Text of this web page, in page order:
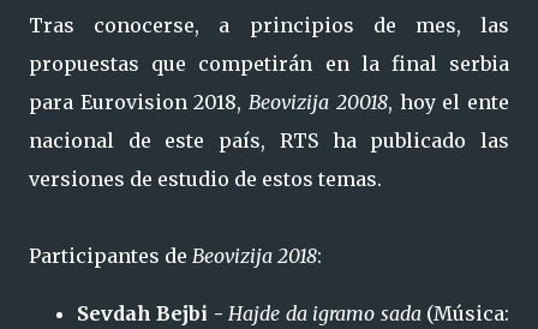
Tras conocerse, a principios de mes, las
propuestas que competirán en la final serbia
para Eurovision 2018,Beovizija 20018, hoy el ente
nacional de este país, RTS ha publicado las
versiones de estudio de estos temas.
Participantes de Beovizija 2018:
Sevdah Bejbi -Hajde da igramo sada (Música: